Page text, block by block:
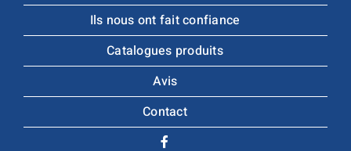
Ils nous ont fait confiance
Catalogues produits
Avis
Contact